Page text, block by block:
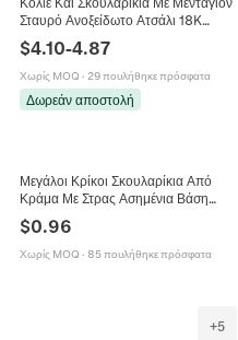
Σταυρό Ανοξείδωτο Ατσάλι 18K
Επιχρυσωμένο Τριαντάφυλλο
Καρδιά Λευκή Πέτρα Γυναίκες
$4.10-4.87
Χωρίς MOQ · 29 πουλήθηκε πρόσφατα
Δωρεάν αποστολή
Μεγάλοι Κρίκοι Σκουλαρίκια Από
Κράμα Με Στρας Ασημένια Βάση
Λαμπερό Σχέδιο Σταυρού Γοτθικό
Στυλ Για Γυναίκες
$0.96
Χωρίς MOQ · 85 πουλήθηκε πρόσφατα
+5